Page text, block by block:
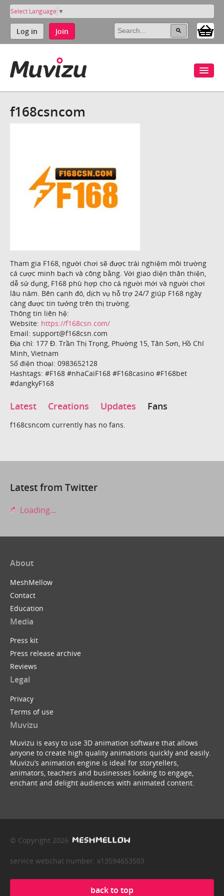
Select Language ▼
Log in Join
f168csncom
Tham gia F168, người chơi sẽ được trải nghiệm môi trường
cá cược minh bạch và công bằng. Với giao diện thân thiện,
dễ sử dụng, F168 phù hợp cho cả người mới và người chơi
lâu năm. Bên cạnh đó, dịch vụ hỗ trợ 24/7 giúp F168 ngày
càng được tin tưởng trên thị trường.
Thông tin liên hệ:
Website: https://f168csn.com/
Email: support@f168csn.com
Địa chỉ: 177 Đ. Trần Thị Trọng, Phường 15, Tân Sơn, Hồ Chí
Minh, Vietnam
Số điện thoại: 0983652128
Hashtags: #F168 #nhaCaiF168 #F168casino #F168bet
#dangkyF168
Latest Creations Updates Fans
f168csncom currently has no fans.
Latest from Twitter
Loading...
About
MeshMellow
Contact
Education
Media
Press kit
Press release archive
Reviews
Legal
Privacy
Terms of use
Muvizu
Muvizu is easy to use 3D animation software that allows
anyone to create high quality animations quickly and easily.
Muvizu’s animation engine is ideal for storytellers,
animators, teachers and businesses looking to engage,
enchant and delight audiences with animated content.
© Copyright 2026
service webchat number: x13594653503
back to top